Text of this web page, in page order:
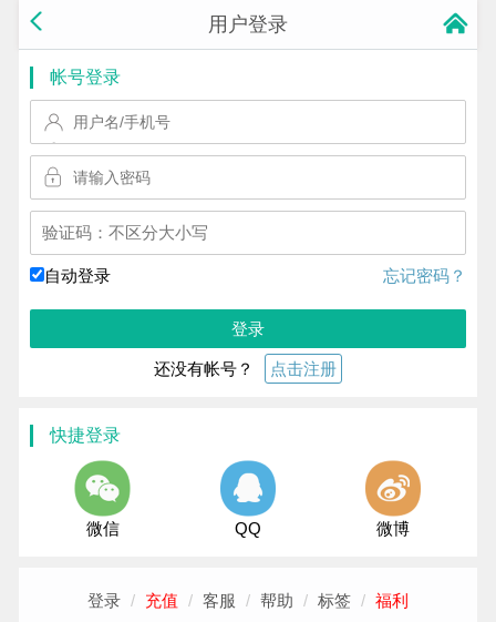
用户登录
帐号登录
自动登录 忘记密码？
登录
还没有帐号？ 点击注册
快捷登录
微信 QQ 微博
登录 / 充值 / 客服 / 帮助 / 标签 / 福利